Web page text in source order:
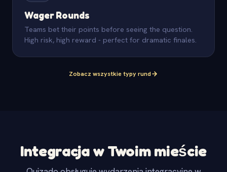
Wager Rounds
Teams bet their points before seeing the question.
High risk, high reward - perfect for dramatic finales.
Zobacz wszystkie typy rund
Integracja w Twoim mieście